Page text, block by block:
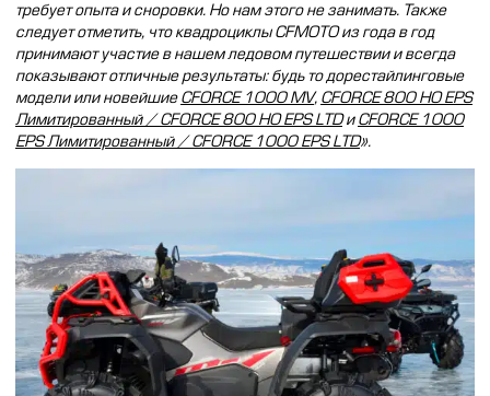
требует опыта и сноровки. Но нам этого не занимать. Также
следует отметить, что квадроциклы CFMOTO из года в год
принимают участие в нашем ледовом путешествии и всегда
показывают отличные результаты: будь то дорестайлинговые
модели или новейшиеCFORCE 1000 MV, CFORCE 800 HO EPS
Лимитированный / CFORCE 800 HO EPS LTDиCFORCE 1000
EPS Лимитированный / CFORCE 1000 EPS LTD».